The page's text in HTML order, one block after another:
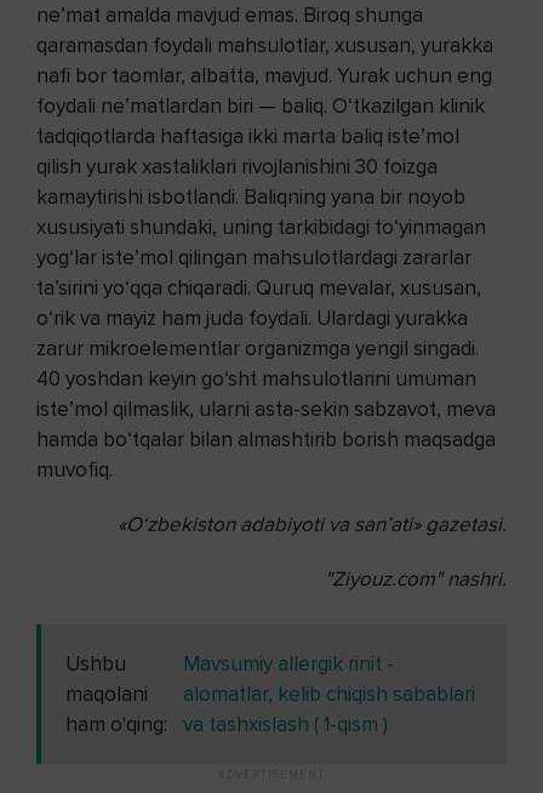
ne’mat amalda mavjud emas. Biroq shunga
qaramasdan foydali mahsulotlar, xususan, yurakka
nafi bor taomlar, albatta, mavjud. Yurak uchun eng
foydali ne’matlardan biri — baliq. O‘tkazilgan klinik
tadqiqotlarda haftasiga ikki marta baliq iste’mol
qilish yurak xastaliklari rivojlanishini 30 foizga
kamaytirishi isbotlandi. Baliqning yana bir noyob
xususiyati shundaki, uning tarkibidagi to‘yinmagan
yog‘lar iste’mol qilingan mahsulotlardagi zararlar
ta’sirini yo‘qqa chiqaradi. Quruq mevalar, xususan,
o‘rik va mayiz ham juda foydali. Ulardagi yurakka
zarur mikroelementlar organizmga yengil singadi.
40 yoshdan keyin go‘sht mahsulotlarini umuman
iste’mol qilmaslik, ularni asta-sekin sabzavot, meva
hamda bo‘tqalar bilan almashtirib borish maqsadga
muvofiq.
«O‘zbekiston adabiyoti va san’ati» gazetasi.
"Ziyouz.com" nashri.
Ushbu
maqolani
ham o'qing:
Mavsumiy allergik rinit -
alomatlar, kelib chiqish sabablari
va tashxislash ( 1-qism )